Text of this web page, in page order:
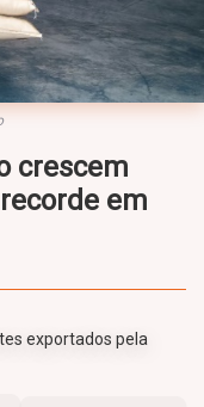
crescem
em
exportados pela